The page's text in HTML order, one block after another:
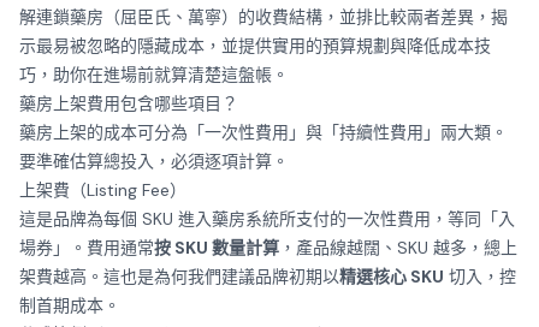
解連鎖藥房（屈臣氏、萬寧）的收費結構，並排比較兩者差異，揭
示最易被忽略的隱藏成本，並提供實用的預算規劃與降低成本技
巧，助你在進場前就算清楚這盤帳。
藥房上架費用包含哪些項目？
藥房上架的成本可分為「一次性費用」與「持續性費用」兩大類。
要準確估算總投入，必須逐項計算。
上架費（Listing Fee）
這是品牌為每個 SKU 進入藥房系統所支付的一次性費用，等同「入
場券」。費用通常按 SKU 數量計算 ，產品線越闊、SKU 越多，總上
架費越高。這也是為何我們建議品牌初期以精選核心 SKU 切入，控
制首期成本。